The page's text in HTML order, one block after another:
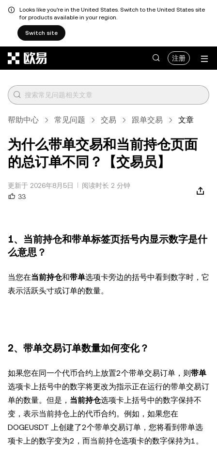
Looks like you're in the United States. Switch to the United States site
for products available in your region.
Switch site
注册
帮助中心 常见问题 交易 跟单交易 文章
为什么带单交易和当前持仓页面
的总订单不同？【交易员】
更新于 2026年8月5日
阅读时长 2 分钟
33
1、当前持仓和带单标签页括号内显示数字是什
么意思？
当您在当前持仓和带单选项卡旁边的括号中看到数字时，它
表示活跃头寸或订单的数量。
2、带单交易订单数量如何变化？
如果您在同一个代币合约上放置2个带单交易订单，则带单
选项卡上括号中的数字将更改为指示正在运行的带单交易订
单的数量。但是， 当前持仓选项卡上括号中的数字保持不
变，表示当前持仓上的代币合约。例如，如果您在
DOGEUSDT 上创建了2个带单交易订单，您将看到带单选
项卡上的数字变为2，而当前持仓选项卡的数字保持为1。